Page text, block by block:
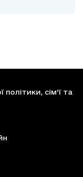
політики, сім'ї та